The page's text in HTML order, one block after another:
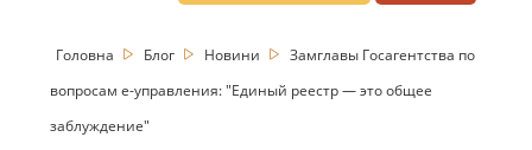
Головна Блог Новини
Замглавы Госагентства по
вопросам е-управления: "Единый реестр — это общее
заблуждение"